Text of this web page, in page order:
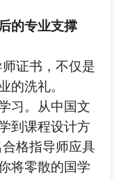
的专业支撑
证书，不仅是
的洗礼。
习。从中国文
到课程设计方
格指导师应具
将零散的国学